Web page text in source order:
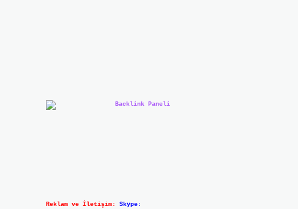
Reklam ve İletişim:
Skype: